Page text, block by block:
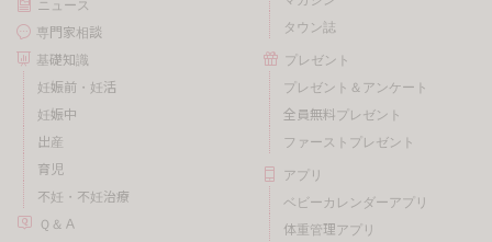
ニュース
専門家相談
基礎知識
妊娠前・妊活
妊娠中
出産
育児
不妊・不妊治療
Ｑ＆Ａ
タウン誌
プレゼント
プレゼント＆アンケート
全員無料プレゼント
ファーストプレゼント
アプリ
ベビーカレンダーアプリ
体重管理アプリ